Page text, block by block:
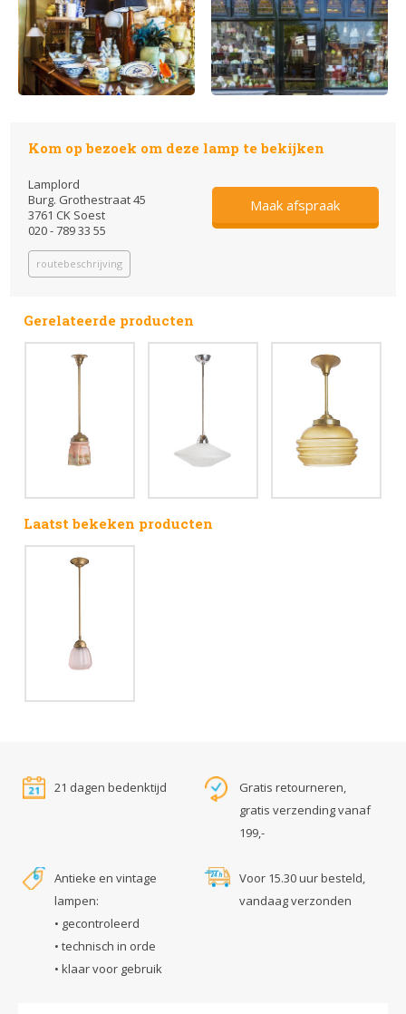
Kom op bezoek om deze lamp te bekijken
Lamplord
Burg. Grothestraat 45
3761 CK Soest
020 - 789 33 55
routebeschrijving
Maak afspraak
Gerelateerde producten
Laatst bekeken producten
21 dagen bedenktijd
Gratis retourneren,
gratis verzending vanaf
199,-
Antieke en vintage
lampen:
• gecontroleerd
• technisch in orde
• klaar voor gebruik
Voor 15.30 uur besteld,
vandaag verzonden